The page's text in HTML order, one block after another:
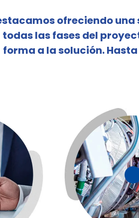
ofreciendo una
todas las fases del
forma a la solución.